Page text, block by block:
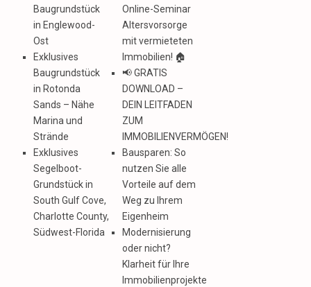
Baugrundstück
in Englewood-
Ost
Exklusives
Baugrundstück
in Rotonda
Sands – Nähe
Marina und
Strände
Exklusives
Segelboot-
Grundstück in
South Gulf Cove,
Charlotte County,
Südwest-Florida
Online-Seminar
Altersvorsorge
mit vermieteten
Immobilien! 🏠
📢 GRATIS
DOWNLOAD –
DEIN LEITFADEN
ZUM
IMMOBILIENVERMÖGEN!
Bausparen: So
nutzen Sie alle
Vorteile auf dem
Weg zu Ihrem
Eigenheim
Modernisierung
oder nicht?
Klarheit für Ihre
Immobilienprojekte